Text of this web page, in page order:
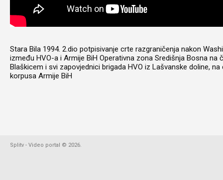
Stara Bila 1994. 2.dio potpisivanje crte razgraničenja nakon
između HVO-a i Armije BiH Operativna zona Središnja Bosna na
Blaškicem i svi zapovjednici brigada HVO iz Lašvanske doline,
korpusa Armije BiH
Splitv - Video portal © 2026.